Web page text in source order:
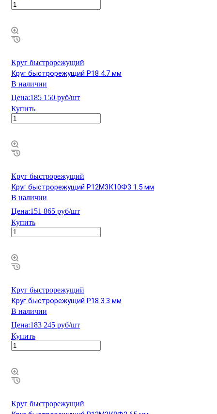
Круг быстрорежущий
Круг быстрорежущий Р18 4.7 мм
В наличии
Цена:185 150 руб/шт
Купить
Круг быстрорежущий
Круг быстрорежущий Р12М3К10Ф3 1.5 мм
В наличии
Цена:151 865 руб/шт
Купить
Круг быстрорежущий
Круг быстрорежущий Р18 3.3 мм
В наличии
Цена:183 245 руб/шт
Купить
Круг быстрорежущий